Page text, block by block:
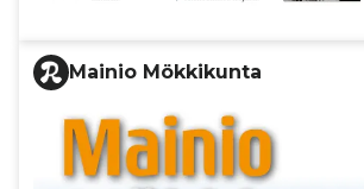
Mainio Mökkikunta